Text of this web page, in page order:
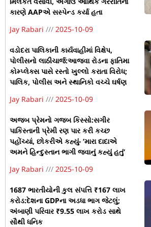
કારણે AAPએ સસ્પેન્ડ કર્યા હતા
Jay Rabari
2025-10-09
વડોદરા પાલિકાની કાર્યવાહીમાં વિક્ષેપ,
પોલીસનો લાઠીચાર્જ:આજવા રોડના ફાતિમા
કોમ્પ્લેક્સ પાસે રસ્તો ખુલ્લો કરાતા વિરોધ;
પાલિક, પોલીસ અને સ્થાનિકો વચ્ચે ઘર્ષણ
Jay Rabari
2025-10-09
અજબ પ્રેમનો ગજબ કિસ્સો:સગીર
પાકિસ્તાની પ્રેમી રણ પાર કરી કચ્છ
પહોંચ્યાં, છોકરીએ કહ્યું- ‘મારા દાદાએ
અમને હિન્દુસ્તાન ભાગી જવાનું કહ્યું હતું’
Jay Rabari
2025-10-09
1687 ભારતીયોની કુલ સંપત્તિ ₹167 લાખ
કરોડ:દેશના GDPના અડધા ભાગ જેટલું;
અંબાણી પરિવાર ₹9.55 લાખ કરોડ સાથે
સૌથી ધનિક